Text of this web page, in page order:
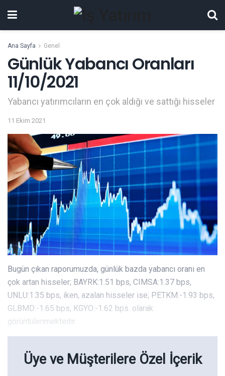
Ana Sayfa Genel
Günlük Yabancı Oranları
11/10/2021
Yabancı yatırımcıların en çok aldığı ve sattığı hisseler
11 Ekim 2021
Bugün çıkan raporumuzda, günlük bazda yabancı oranı en
çok artan hisseler; BAYRK:1.51 bps, CIMSA:1.37 bps,
UNLU:1.35 bps, iken, azalan hisseler ise; PETKM:-1.93 bps,
GLBMD:-1.65 bps, KGYO:-1.62 bps. olarak
görüntülenmektedir.
Üye ve Müşterilere Özel İçerik